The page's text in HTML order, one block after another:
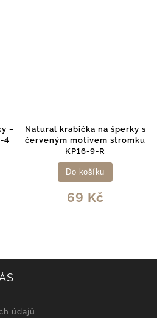
krabička na šperky s
motivem stromku
KP16-9-R
69 Kč
Do košíku
s
údajů